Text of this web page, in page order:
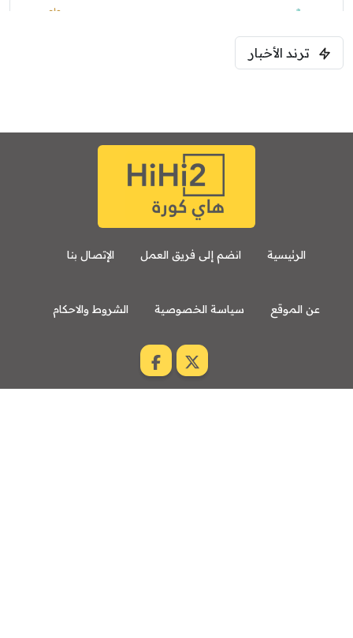
ليفربول
ترند الأخبار
الرئيسية انضم إلى فريق العمل الإتصال بنا
عن الموقع سياسة الخصوصية الشروط والاحكام